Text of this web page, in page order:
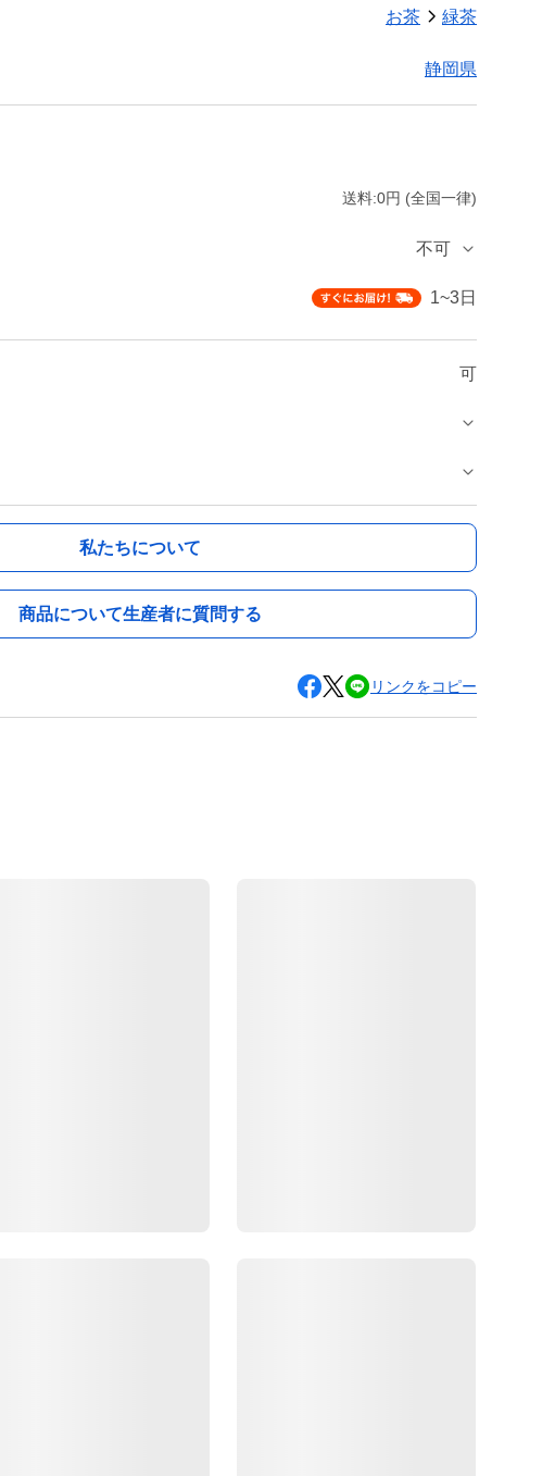
お茶 緑茶
静岡県
送料:0円 (全国一律)
不可
1~3日
可
私たちについて
商品について生産者に質問する
リンクをコピー